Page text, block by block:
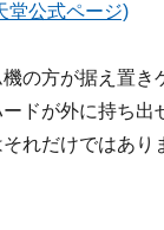
堂公式ページ)
の方が据え置
ドが外に持ち
れだけではあり